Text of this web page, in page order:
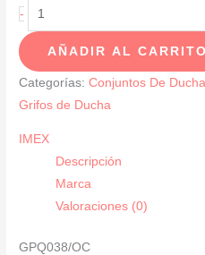
-
Conjunto
De
Ducha
Monomando
Oro
TOP
cantidad
AÑADIR AL CARRITO
Categorías:Conjuntos De Ducha
Grifos de Ducha
IMEX
Descripción
Marca
Valoraciones (0)
GPQ038/OC